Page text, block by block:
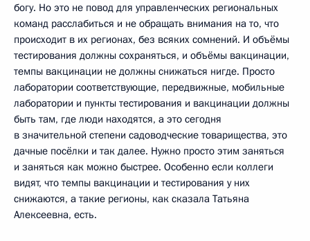
богу. Но это не повод для управленческих региональных
команд расслабиться и не обращать внимания на то, что
происходит в их регионах, без всяких сомнений. И объёмы
тестирования должны сохраняться, и объёмы вакцинации,
темпы вакцинации не должны снижаться нигде. Просто
лаборатории соответствующие, передвижные, мобильные
лаборатории и пункты тестирования и вакцинации должны
быть там, где люди находятся, а это сегодня
в значительной степени садоводческие товарищества, это
дачные посёлки и так далее. Нужно просто этим заняться
и заняться как можно быстрее. Особенно если коллеги
видят, что темпы вакцинации и тестирования у них
снижаются, а такие регионы, как сказала Татьяна
Алексеевна, есть.